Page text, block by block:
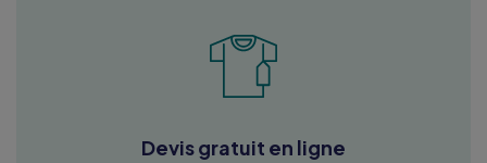
Devis gratuit en ligne